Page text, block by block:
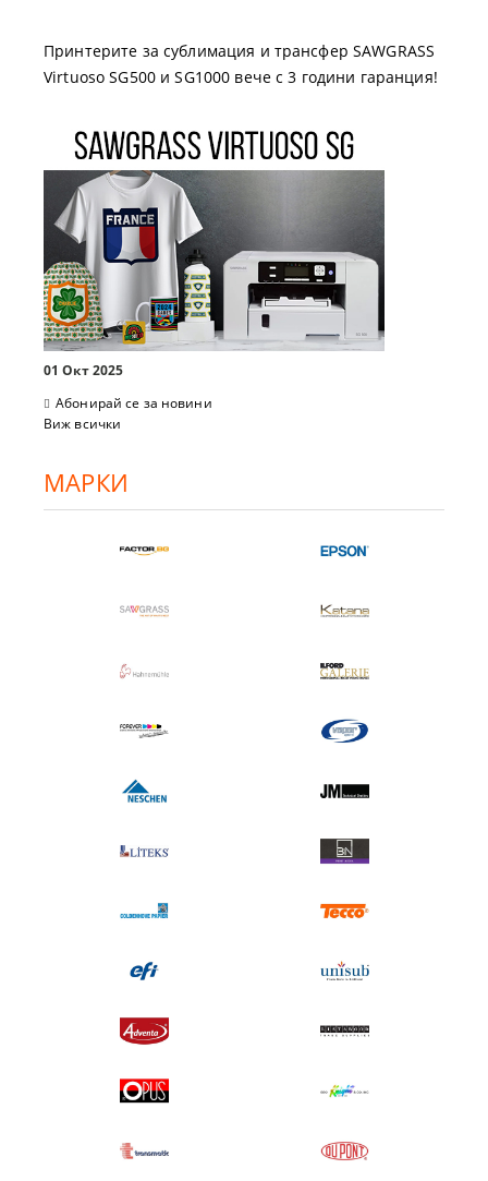
Принтерите за сублимация и трансфер SAWGRASS
Virtuoso SG500 и SG1000 вече с 3 години гаранция!
01 Окт 2025
Абонирай се за новини
Виж всички
МАРКИ